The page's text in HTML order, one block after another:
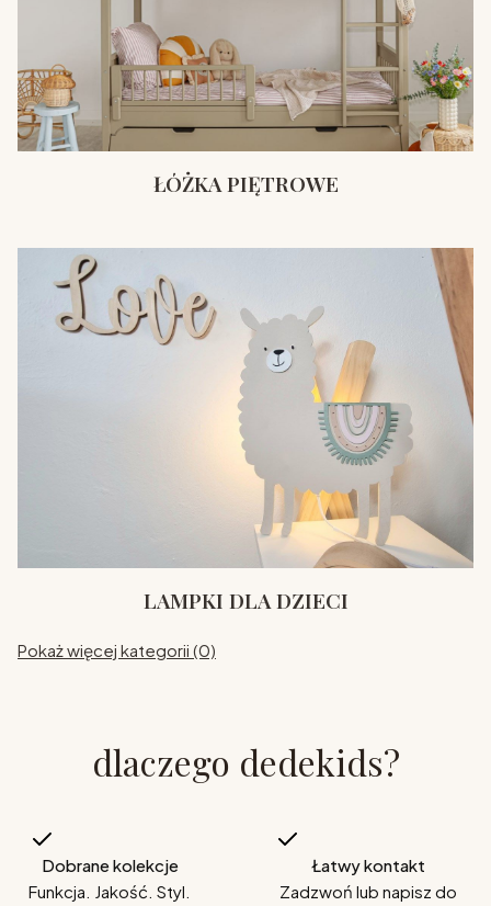
ŁÓŻKA PIĘTROWE
LAMPKI DLA DZIECI
Pokaż więcej kategorii (0)
dlaczego dedekids?
Dobrane kolekcje
Funkcja. Jakość. Styl.
Łatwy kontakt
Zadzwoń lub napisz do